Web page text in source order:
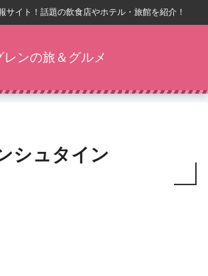
サイト！話題の飲食店やホテル・旅館を紹介！
レンの旅＆グルメ
シュタイン